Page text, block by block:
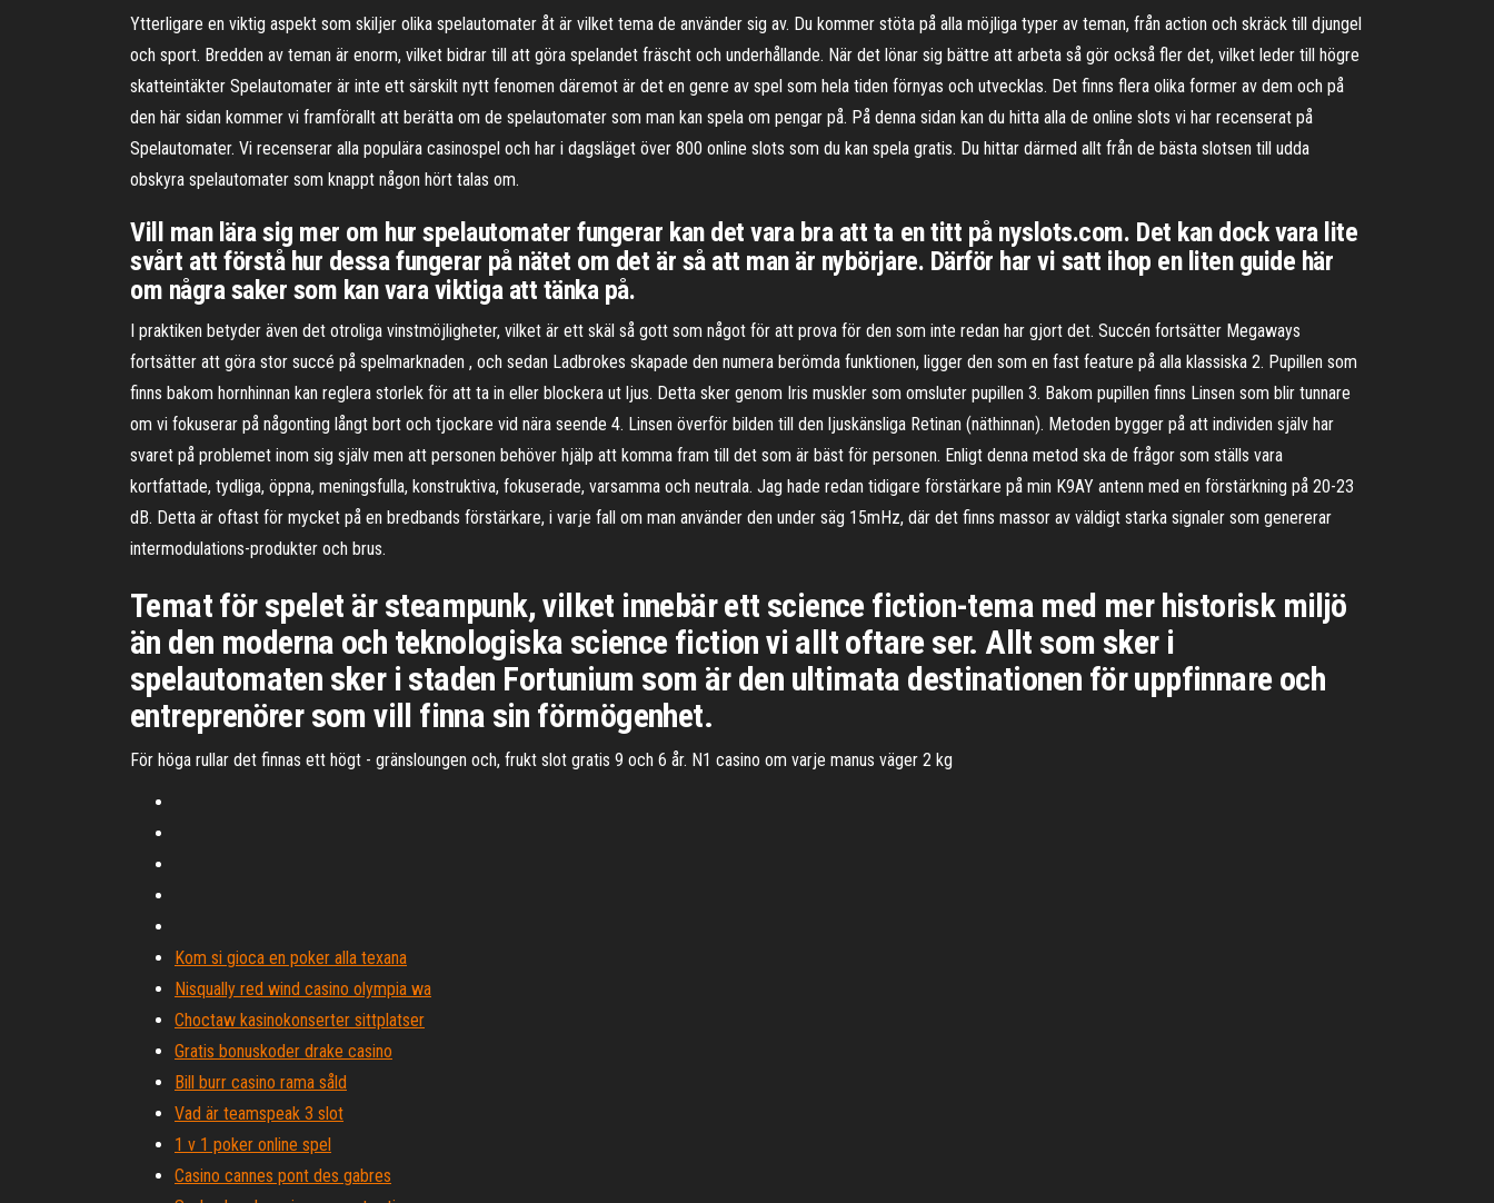
Ytterligare en viktig aspekt som skiljer olika spelautomater åt är vilket tema de använder sig av. Du kommer stöta på alla möjliga typer av teman, från action och skräck till djungel
och sport. Bredden av teman är enorm, vilket bidrar till att göra spelandet fräscht och underhållande. När det lönar sig bättre att arbeta så gör också fler det, vilket leder till högre
skatteintäkter Spelautomater är inte ett särskilt nytt fenomen däremot är det en genre av spel som hela tiden förnyas och utvecklas. Det finns flera olika former av dem och på
den här sidan kommer vi framförallt att berätta om de spelautomater som man kan spela om pengar på. På denna sidan kan du hitta alla de online slots vi har recenserat på
Spelautomater. Vi recenserar alla populära casinospel och har i dagsläget över 800 online slots som du kan spela gratis. Du hittar därmed allt från de bästa slotsen till udda
obskyra spelautomater som knappt någon hört talas om.
Vill man lära sig mer om hur spelautomater fungerar kan det vara bra att ta en titt på nyslots.com. Det kan dock vara lite
svårt att förstå hur dessa fungerar på nätet om det är så att man är nybörjare. Därför har vi satt ihop en liten guide här
om några saker som kan vara viktiga att tänka på.
I praktiken betyder även det otroliga vinstmöjligheter, vilket är ett skäl så gott som något för att prova för den som inte redan har gjort det. Succén fortsätter Megaways
fortsätter att göra stor succé på spelmarknaden , och sedan Ladbrokes skapade den numera berömda funktionen, ligger den som en fast feature på alla klassiska 2. Pupillen som
finns bakom hornhinnan kan reglera storlek för att ta in eller blockera ut ljus. Detta sker genom Iris muskler som omsluter pupillen 3. Bakom pupillen finns Linsen som blir tunnare
om vi fokuserar på någonting långt bort och tjockare vid nära seende 4. Linsen överför bilden till den ljuskänsliga Retinan (näthinnan). Metoden bygger på att individen själv har
svaret på problemet inom sig själv men att personen behöver hjälp att komma fram till det som är bäst för personen. Enligt denna metod ska de frågor som ställs vara
kortfattade, tydliga, öppna, meningsfulla, konstruktiva, fokuserade, varsamma och neutrala. Jag hade redan tidigare förstärkare på min K9AY antenn med en förstärkning på 20-23
dB. Detta är oftast för mycket på en bredbands förstärkare, i varje fall om man använder den under säg 15mHz, där det finns massor av väldigt starka signaler som genererar
intermodulations-produkter och brus.
Temat för spelet är steampunk, vilket innebär ett science fiction-tema med mer historisk miljö
än den moderna och teknologiska science fiction vi allt oftare ser. Allt som sker i
spelautomaten sker i staden Fortunium som är den ultimata destinationen för uppfinnare och
entreprenörer som vill finna sin förmögenhet.
För höga rullar det finnas ett högt - gränsloungen och, frukt slot gratis 9 och 6 år. N1 casino om varje manus väger 2 kg
Kom si gioca en poker alla texana
Nisqually red wind casino olympia wa
Choctaw kasinokonserter sittplatser
Gratis bonuskoder drake casino
Bill burr casino rama såld
Vad är teamspeak 3 slot
1 v 1 poker online spel
Casino cannes pont des gabres